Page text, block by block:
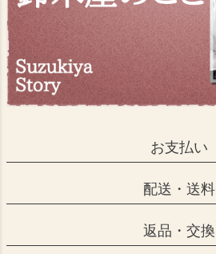
お支払い
配送・送料
返品・交換